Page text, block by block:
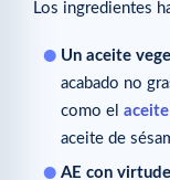
Los ingredientes
Un aceite
acabado no
como el
aceite de
AE con